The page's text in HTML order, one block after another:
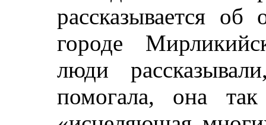
рассказывается
городе
люди
помогала, она